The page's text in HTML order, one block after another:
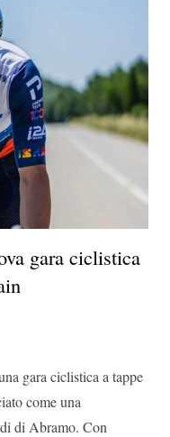
gara ciclistica
gara ciclistica a tappe
come una
di Abramo. Con